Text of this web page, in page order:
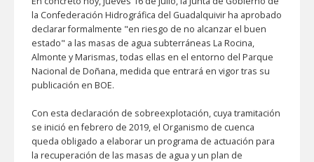
la Confederación Hidrográfica del Guadalquivir ha aprobado
declarar formalmente "en riesgo de no alcanzar el buen
estado" a las masas de agua subterráneas La Rocina,
Almonte y Marismas, todas ellas en el entorno del Parque
Nacional de Doñana, medida que entrará en vigor tras su
publicación en BOE.
Con esta declaración de sobreexplotación, cuya tramitación
se inició en febrero de 2019, el Organismo de cuenca
queda obligado a elaborar un programa de actuación para
la recuperación de las masas de agua y un plan de